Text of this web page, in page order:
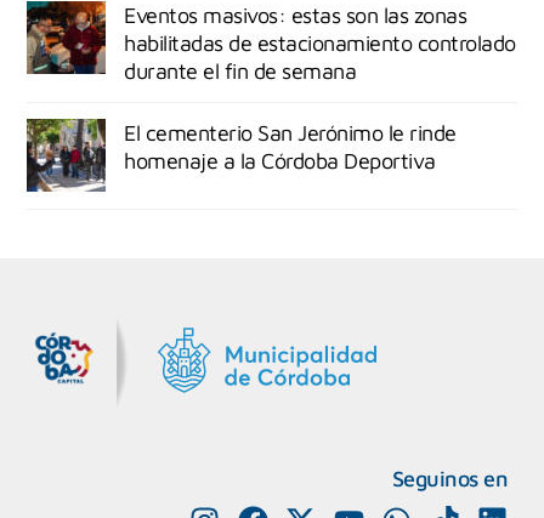
Eventos masivos: estas son las zonas
habilitadas de estacionamiento controlado
durante el fin de semana
El cementerio San Jerónimo le rinde
homenaje a la Córdoba Deportiva
Seguinos en